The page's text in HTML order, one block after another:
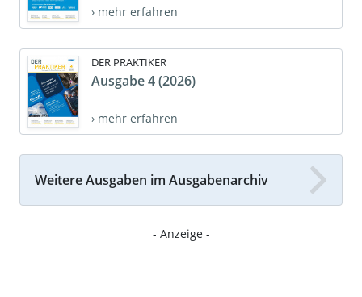
› mehr erfahren
DER PRAKTIKER
Ausgabe 4 (2026)
› mehr erfahren
Weitere Ausgaben im Ausgabenarchiv
- Anzeige -